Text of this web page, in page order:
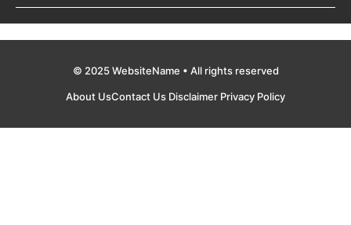
© 2025 WebsiteName • All rights reserved
About UsContact Us Disclaimer Privacy Policy